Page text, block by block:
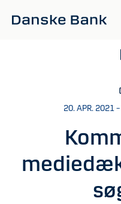
20. APR. 2021